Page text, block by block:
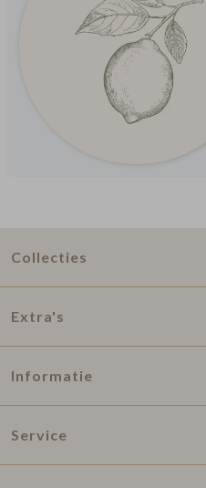
Collecties
Extra's
Informatie
Service